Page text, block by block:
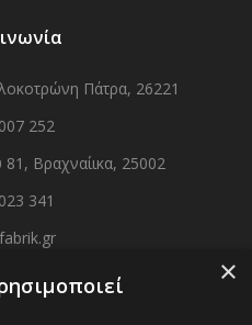
Πάτρα, 26221
252
Βραχναίικα, 25002
341
×